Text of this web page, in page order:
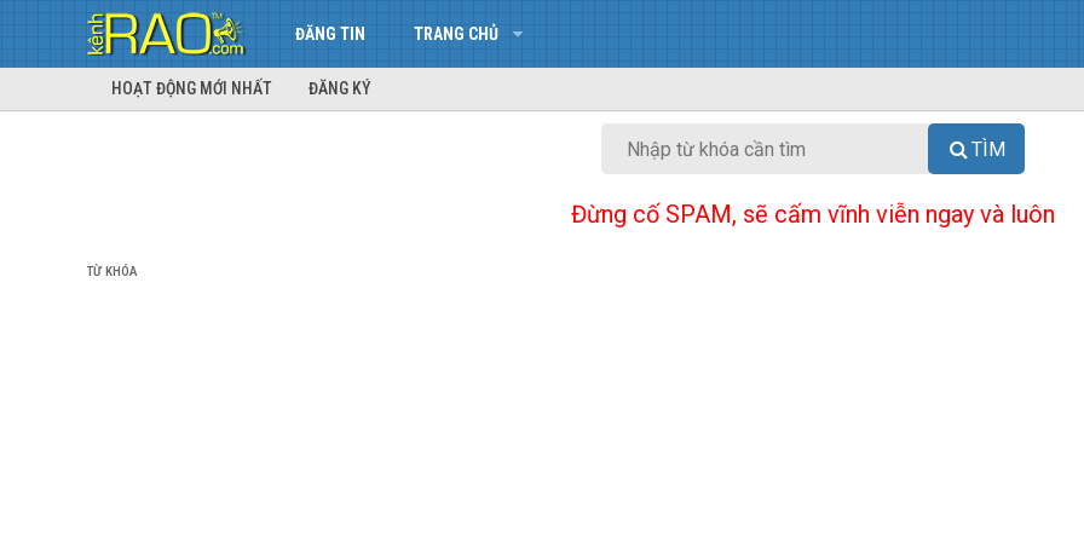
ĐĂNG TIN TRANG CHỦ
HOẠT ĐỘNG MỚI NHẤT ĐĂNG KÝ
TÌM
Đừng cố SPAM, sẽ cấm vĩnh viễn ngay và luôn
TỪ KHÓA